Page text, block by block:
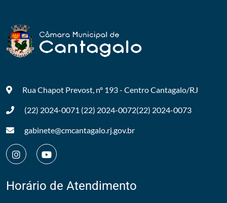
Rua Chapot Prevost, nº 193 - CentroCantagalo/RJ
(22) 2024-0071 (22) 2024-0072(22) 2024-0073
gabinete@cmcantagalo.rj.gov.br
Horário de Atendimento